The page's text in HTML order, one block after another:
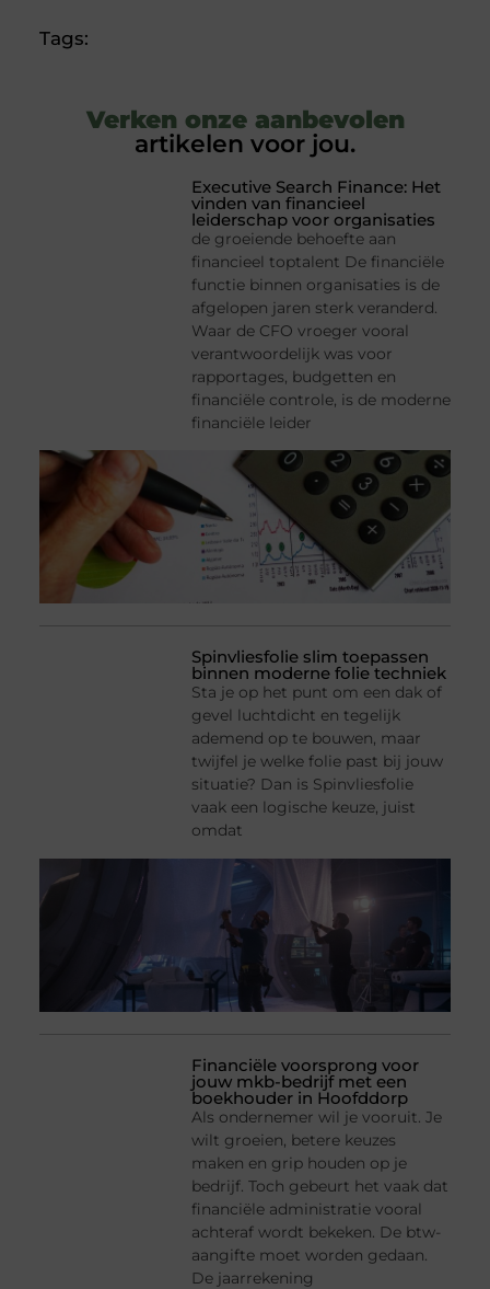
Tags:
Verken onze aanbevolen
artikelen voor jou.
Executive Search Finance: Het
vinden van financieel
leiderschap voor organisaties
de groeiende behoefte aan
financieel toptalent De financiële
functie binnen organisaties is de
afgelopen jaren sterk veranderd.
Waar de CFO vroeger vooral
verantwoordelijk was voor
rapportages, budgetten en
financiële controle, is de moderne
financiële leider
Spinvliesfolie slim toepassen
binnen moderne folie techniek
Sta je op het punt om een dak of
gevel luchtdicht en tegelijk
ademend op te bouwen, maar
twijfel je welke folie past bij jouw
situatie? Dan is Spinvliesfolie
vaak een logische keuze, juist
omdat
Financiële voorsprong voor
jouw mkb-bedrijf met een
boekhouder in Hoofddorp
Als ondernemer wil je vooruit. Je
wilt groeien, betere keuzes
maken en grip houden op je
bedrijf. Toch gebeurt het vaak dat
financiële administratie vooral
achteraf wordt bekeken. De btw-
aangifte moet worden gedaan.
De jaarrekening